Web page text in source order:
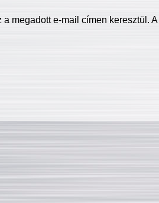
megadott e-mail címen keresztül. A